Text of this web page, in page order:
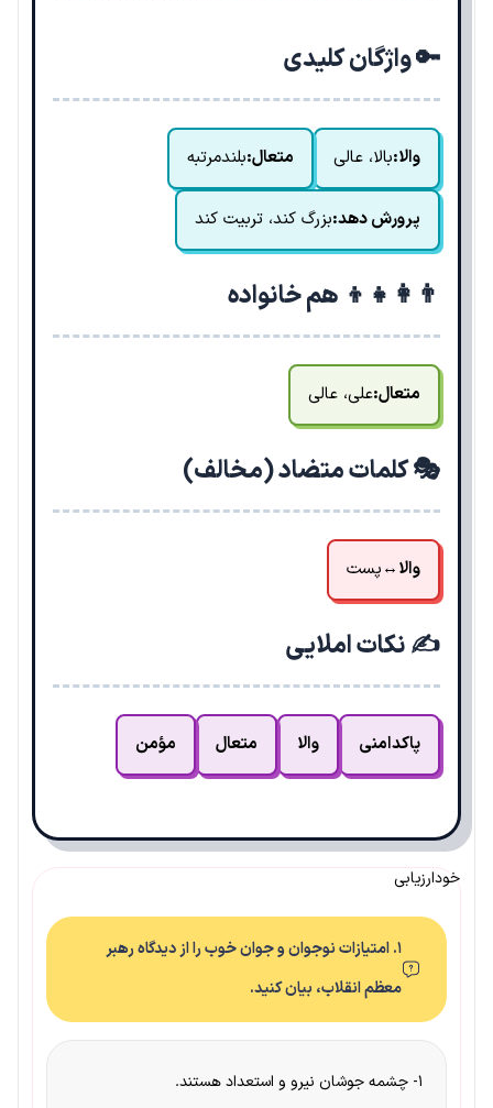
🔑 واژگان کلیدی
والا:بالا، عالی متعال:بلندمرتبه
پرورش دهد:بزرگ کند، تربیت کند
👨‍👩‍👧‍👦 هم خانواده
متعال:علی، عالی
🎭 کلمات متضاد (مخالف)
والا↔پست
✍️ نکات املایی
پاکدامنی والا متعال مؤمن
خودارزیابی
۱. امتیازات نوجوان و جوان خوب را از دیدگاه رهبر
معظم انقلاب، بیان کنید.
۱- چشمه جوشان نیرو و استعداد هستند.